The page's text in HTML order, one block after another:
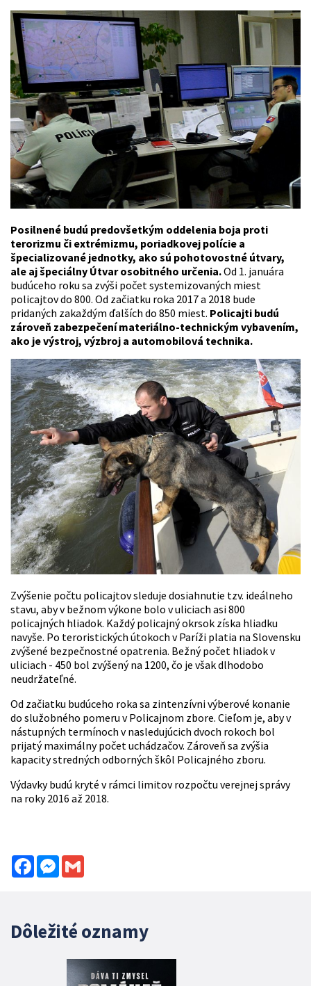
Posilnené budú predovšetkým oddelenia boja proti
terorizmu či extrémizmu, poriadkovej polície a
špecializované jednotky, ako sú pohotovostné útvary,
ale aj špeciálny Útvar osobitného určenia.Od 1. januára
budúceho roku sa zvýši počet systemizovaných miest
policajtov do 800. Od začiatku roka 2017 a 2018 bude
pridaných zakaždým ďalších do 850 miest. Policajti budú
zároveň zabezpečení materiálno-technickým vybavením,
ako je výstroj, výzbroj a automobilová technika.
Zvýšenie počtu policajtov sleduje dosiahnutie tzv. ideálneho
stavu, aby v bežnom výkone bolo v uliciach asi 800
policajných hliadok. Každý policajný okrsok získa hliadku
navyše. Po teroristických útokoch v Paríži platia na Slovensku
zvýšené bezpečnostné opatrenia. Bežný počet hliadok v
uliciach - 450 bol zvýšený na 1200, čo je však dlhodobo
neudržateľné.
Od začiatku budúceho roka sa zintenzívni výberové konanie
do služobného pomeru v Policajnom zbore. Cieľom je, aby v
nástupných termínoch v nasledujúcich dvoch rokoch bol
prijatý maximálny počet uchádzačov. Zároveň sa zvýšia
kapacity stredných odborných škôl Policajného zboru.
Výdavky budú kryté v rámci limitov rozpočtu verejnej správy
na roky 2016 až 2018.
FacebookMessenger
Dôležité oznamy